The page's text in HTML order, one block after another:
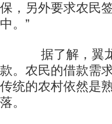
保，另外要求农民
中。”
据了解，翼龙
款。农民的借款需
传统的农村依然是
落。